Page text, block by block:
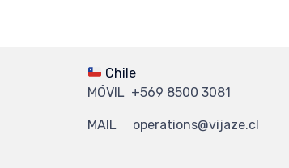
Chile
MÓVIL +569 8500 3081
MAIL operations@vijaze.cl